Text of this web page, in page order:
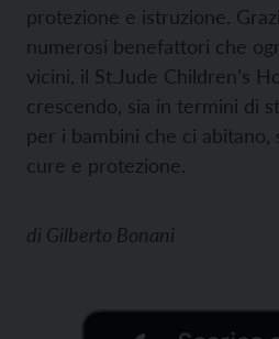
protezione e istruzione.
numerosi benefattori che
vicini, il St.Jude Children’s
crescendo, sia in termini di
per i bambini che ci abitano,
cure e protezione.
di Gilberto Bonani